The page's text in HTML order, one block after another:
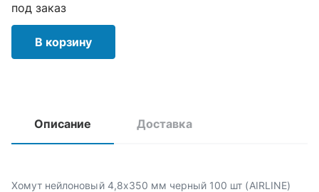
под заказ
В корзину
Описание Доставка
Хомут нейлоновый 4,8х350 мм черный 100 шт (AIRLINE)